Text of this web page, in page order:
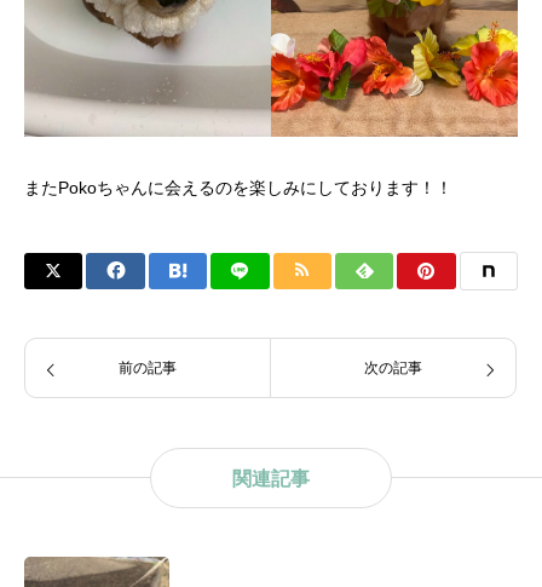
またPokoちゃんに会えるのを楽しみにしております！！
前の記事 次の記事
関連記事